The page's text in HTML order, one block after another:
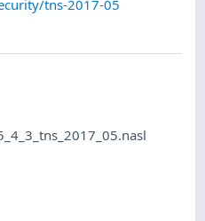
tns-2017-05